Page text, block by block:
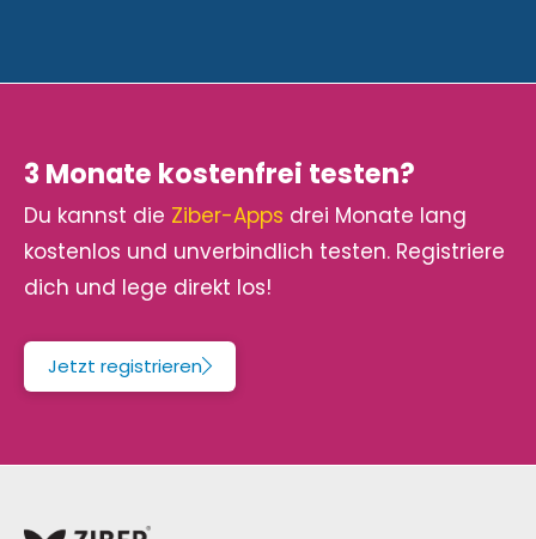
3 Monate kostenfrei testen?
Du kannst die Ziber-Apps drei Monate lang
kostenlos und unverbindlich testen. Registriere
dich und lege direkt los!
Jetzt registrieren